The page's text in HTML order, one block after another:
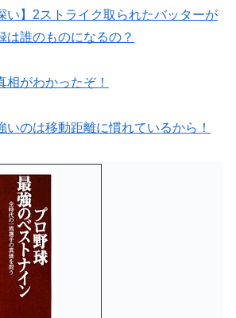
い】2ストライク取られたバッターが
は誰のものになるの？
相がわかったぞ！
いのは移動距離に慣れているから！